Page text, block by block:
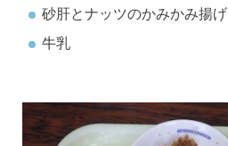
砂肝とナッツのかみかみ揚げ
牛乳